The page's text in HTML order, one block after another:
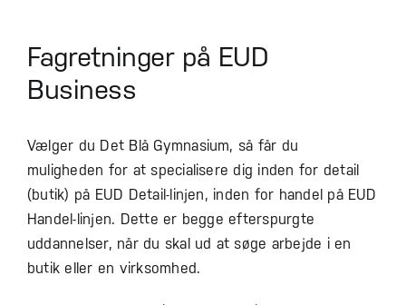
Fagretninger på EUD
Business
Vælger du Det Blå Gymnasium, så får du
muligheden for at specialisere dig inden for detail
(butik) på EUD Detail-linjen, inden for handel på EUD
Handel-linjen. Dette er begge efterspurgte
uddannelser, når du skal ud at søge arbejde i en
butik eller en virksomhed.